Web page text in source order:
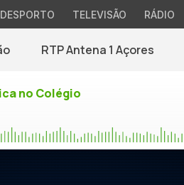
DESPORTO TELEVISÃO RÁDIO
RTP Antena 1 Açores
no Colégio